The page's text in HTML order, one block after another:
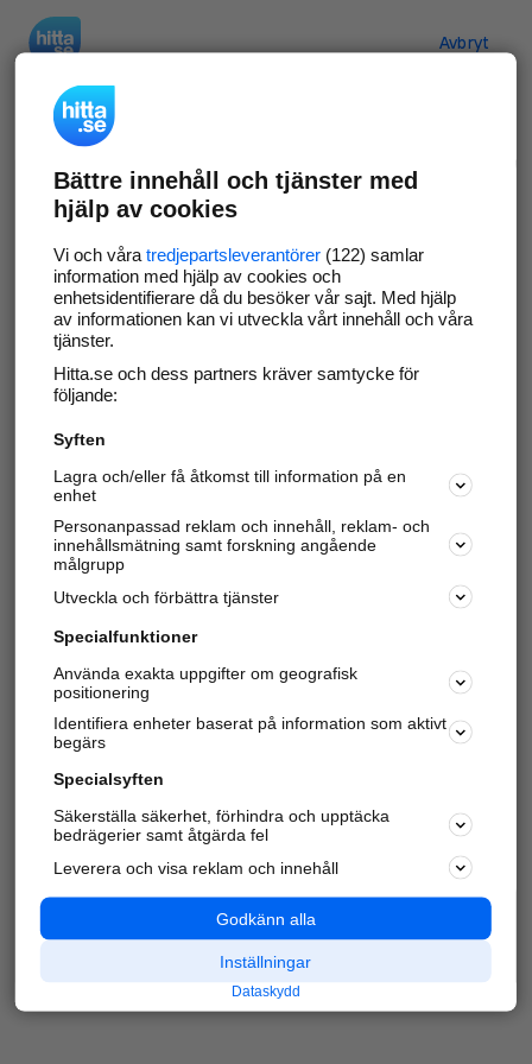
Avbryt
Verifiera ditt företag
Gör som 69 551företag
företagssida på hitta.se och syns bättre mot
kunder i ditt närområde. Helt kostnadsfritt.
Uppdatera din företagsinformation
Svara på och hantera dina omdömen
Har du redan verifierat ditt företag? Logga in
Varje vecka besöker du och4 miljoner
andra
härliga användare oss för att hitta rätt lokal
information om företag, privatpersoner och
platser.
Bättre innehåll och tjänster med
hjälp av cookies
Vi och våra tredjepartsleverantörer(122) samlar
information med hjälp av cookies och
enhetsidentifierare då du besöker vår sajt. Med hjälp
av informationen kan vi utveckla vårt innehåll och våra
tjänster.
Hitta.se och dess partners kräver samtycke för
följande:
Syften
Lagra och/eller få åtkomst till information på en
enhet
Personanpassad reklam och innehåll, reklam- och
innehållsmätning samt forskning angående
målgrupp
Utveckla och förbättra tjänster
Specialfunktioner
Använda exakta uppgifter om geografisk
positionering
Identifiera enheter baserat på information som aktivt
begärs
Specialsyften
Säkerställa säkerhet, förhindra och upptäcka
bedrägerier samt åtgärda fel
Leverera och visa reklam och innehåll
Godkänn alla
Inställningar
Dataskydd